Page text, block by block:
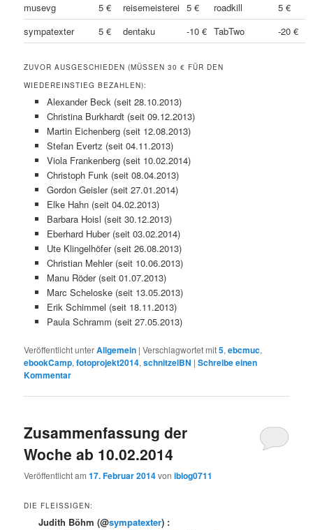
musevg
5 € reisemeisterei 5 € roadkill
5 €
sympatexter
5 € dentaku -10 € TabTwo -20 €
ZUVOR AUSGESCHIEDEN (MÜSSEN 30 € FÜR DEN
WIEDEREINSTIEG BEZAHLEN):
Alexander Beck (seit 28.10.2013)
Christina Burkhardt (seit 09.12.2013)
Martin Eichenberg (seit 12.08.2013)
Stefan Evertz (seit 04.11.2013)
Viola Frankenberg (seit 10.02.2014)
Christoph Funk (seit 08.04.2013)
Gordon Geisler (seit 27.01.2014)
Elke Hahn (seit 04.02.2013)
Barbara Hoisl (seit 30.12.2013)
Eberhard Huber (seit 03.02.2014)
Ute Klingelhöfer (seit 26.08.2013)
Christian Mehler (seit 10.06.2013)
Manu Röder (seit 01.07.2013)
Marc Scheloske (seit 13.05.2013)
Erik Schimmel (seit 18.11.2013)
Paula Schramm (seit 27.05.2013)
Veröffentlicht unterAllgemein |Verschlagwortet mit5,ebcmuc,
ebookCamp,fotoprojekt2014,schnitzelBN |Schreibe einen
Kommentar
Zusammenfassung der
Woche ab 10.02.2014
Veröffentlicht am17. Februar 2014voniblog0711
DIE FLEISSIGEN:
Judith Böhm(@sympatexter) :